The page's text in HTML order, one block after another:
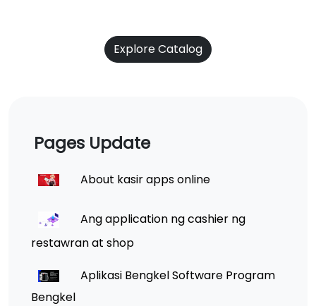
Explore Catalog
Pages Update
About kasir apps online
Ang application ng cashier ng
restawran at shop
Aplikasi Bengkel Software Program
Bengkel